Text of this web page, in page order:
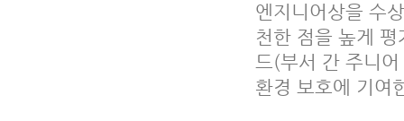
엔지니어상을 수
천한 점을 높게
드(부서 간 주니어
환경 보호에 기여